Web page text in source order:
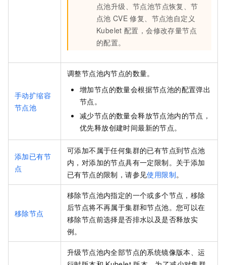
点池升级、节点池节点恢复、节
点池 CVE 修复、节点池自定义
Kubelet 配置，会修改存量节点
的配置。
手动扩缩容
节点池
调整节点池内节点的数量。
增加节点的数量会根据节点池的配置弹出
节点。
减少节点的数量会释放节点池内的节点，
优先释放创建时间最新的节点。
添加已有节
点
可添加不属于任何集群的已有节点到节点池
内，对添加的节点具有一定限制。关于添加
已有节点的限制，请参见使用限制。
移除节点
移除节点池内指定的一个或多个节点，移除
后节点将不再属于集群和节点池。您可以在
移除节点前选择是否排水以及是否释放实
例。
升级节点池内全部节点的系统镜像版本、运